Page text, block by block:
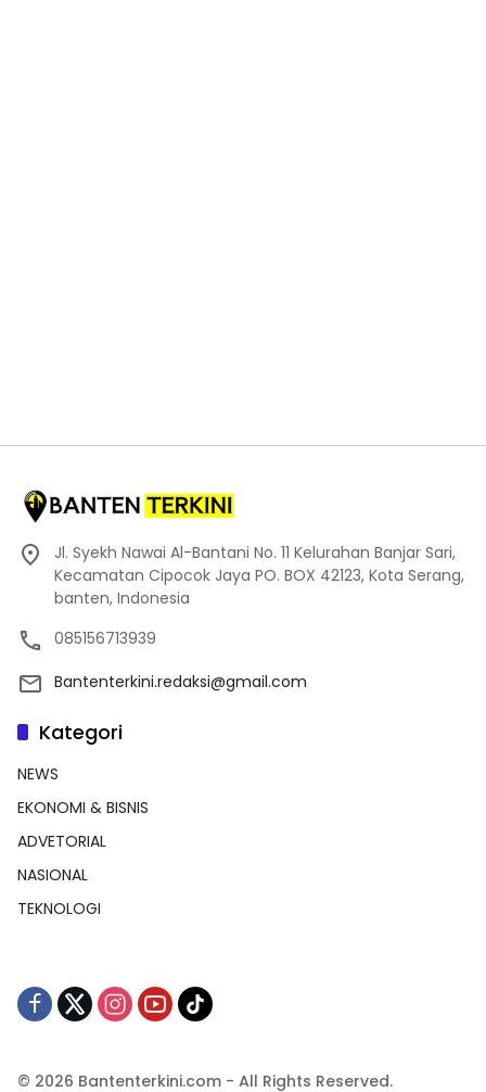
Jl. Syekh Nawai Al-Bantani No. 11 Kelurahan Banjar Sari,
Kecamatan Cipocok Jaya PO. BOX 42123, Kota Serang,
banten, Indonesia
085156713939
Bantenterkini.redaksi@gmail.com
Kategori
NEWS
EKONOMI & BISNIS
ADVETORIAL
NASIONAL
TEKNOLOGI
© 2026 Bantenterkini.com - All Rights Reserved.